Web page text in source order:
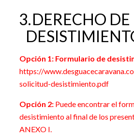
3.DERECHO DE
Opción 1: Formulario de
https://
solicitud-desistimiento.pdf
Opción 2:Puede encontrar el
desistimiento al final de los
ANEXO I.